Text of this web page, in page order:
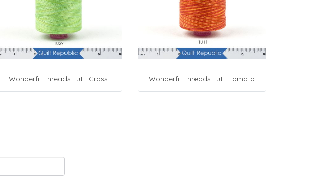
Wonderfil Threads Tutti Grass Wonderfil Threads Tutti Tomato